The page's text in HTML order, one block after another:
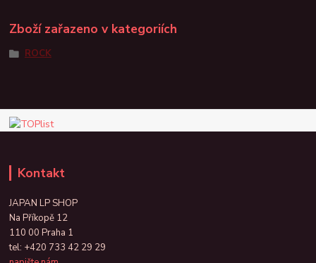
Zboží zařazeno v kategoriích
ROCK
Kontakt
JAPAN LP SHOP
Na Příkopě 12
110 00 Praha 1
tel: +420 733 42 29 29